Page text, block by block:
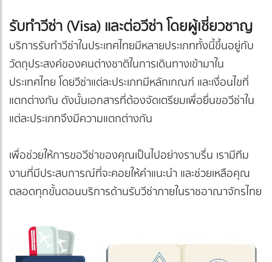
รับทำวีซ่า (Visa) และต่อวีซ่า โดยผู้เชี่ยวชาญ
บริการรับทำวีซ่าในประเทศไทยมีหลายประเภททั้งนี้ขึ้นอยู่กับ
วัตถุประสงค์ของคนต่างชาติในการเดินทางเข้ามาใน
ประเทศไทย โดยวีซ่าแต่ละประเภทมีหลักเกณฑ์ และเงื่อนไขที่
แตกต่างกัน ดังนั้นเอกสารที่ต้องจัดเตรียมเพื่อยื่นขอวีซ่าใน
แต่ละประเภทจึงมีความแตกต่างกัน
เพื่อช่วยให้การขอวีซ่าของคุณเป็นไปอย่างราบรื่น เรามีทีม
งานที่มีประสบการณ์ที่จะคอยให้คำแนะนำ และช่วยเหลือคุณ
ตลอดทุกขั้นตอนบริการด้านรับวีซ่าภายในราชอาณาจักรไทย